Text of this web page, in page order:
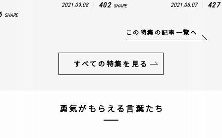
SHARE
2021.09.08 402 SHARE 2021.06.07 427
この特集の記事一覧へ
すべての特集を見る
勇気がもらえる言葉たち